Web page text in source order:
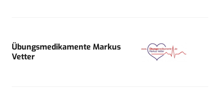
Übungsmedikamente Markus
Vetter